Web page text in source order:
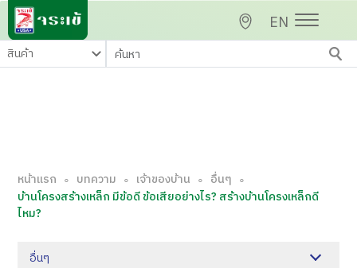
EN
หน้าแรก ∘ บทความ ∘ เจ้าของบ้าน ∘ อื่นๆ ∘
บ้านโครงสร้างเหล็ก มีข้อดี ข้อเสียอย่างไร? สร้างบ้านโครงเหล็กดี
ไหม?
อื่นๆ